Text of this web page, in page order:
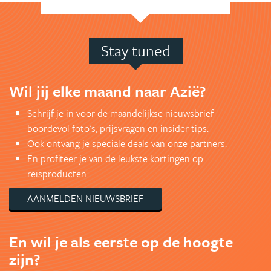
Stay tuned
Wil jij elke maand naar Azië?
Schrijf je in voor de maandelijkse nieuwsbrief
boordevol foto's, prijsvragen en insider tips.
Ook ontvang je speciale deals van onze partners.
En profiteer je van de leukste kortingen op
reisproducten.
AANMELDEN NIEUWSBRIEF
En wil je als eerste op de hoogte
zijn?